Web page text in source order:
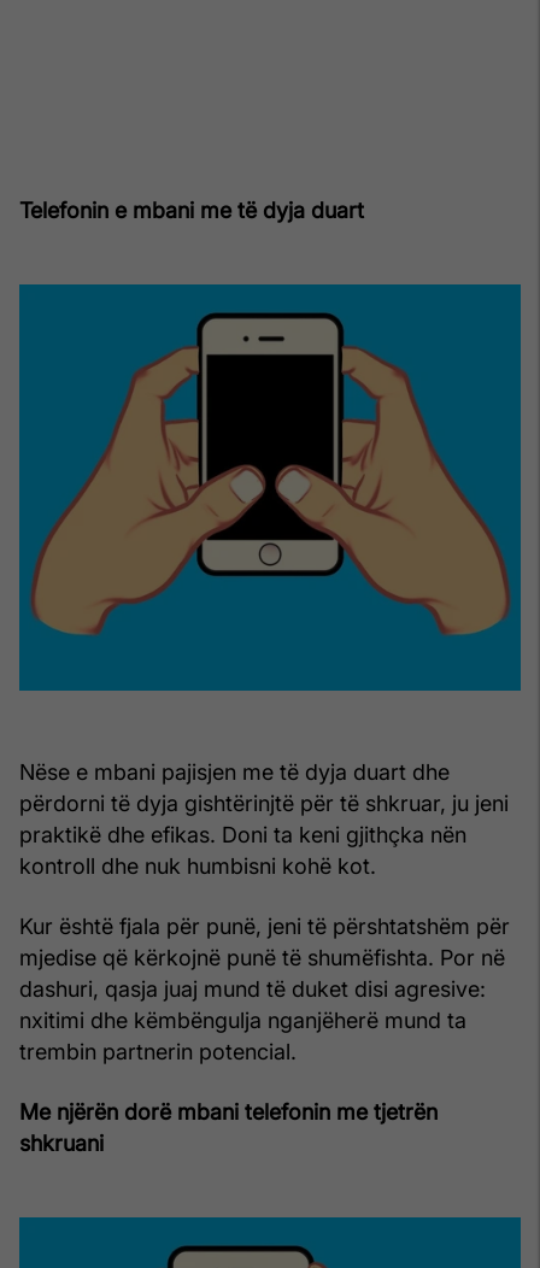
Telefonin e mbani me të dyja duart
Nëse e mbani pajisjen me të dyja duart dhe
përdorni të dyja gishtërinjtë për të shkruar, ju jeni
praktikë dhe efikas. Doni ta keni gjithçka nën
kontroll dhe nuk humbisni kohë kot.
Kur është fjala për punë, jeni të përshtatshëm për
mjedise që kërkojnë punë të shumëfishta. Por në
dashuri, qasja juaj mund të duket disi agresive:
nxitimi dhe këmbëngulja nganjëherë mund ta
trembin partnerin potencial.
Me njërën dorë mbani telefonin me tjetrën
shkruani